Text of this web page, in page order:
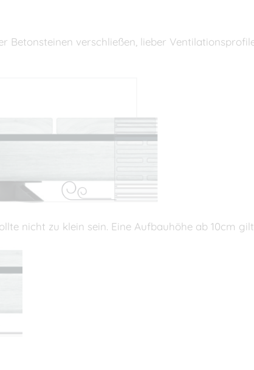
Betonsteinen verschließen, lieber
nicht zu klein sein. Eine Aufbauhöhe ab 10cm